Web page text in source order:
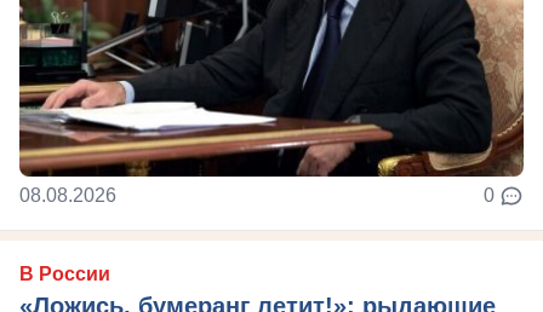
08.08.2026 0
В России
«Ложись, бумеранг летит!»: рыдающие